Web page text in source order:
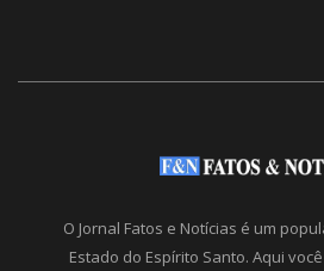
O Jornal Fatos e Notícias é um
Estado do Espírito Santo. Aqui